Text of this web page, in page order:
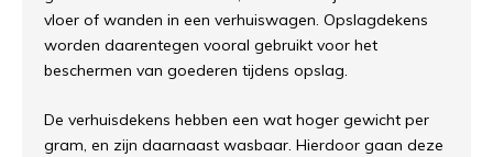
vloer of wanden in een verhuiswagen. Opslagdekens
worden daarentegen vooral gebruikt voor het
beschermen van goederen tijdens opslag.
De verhuisdekens hebben een wat hoger gewicht per
gram, en zijn daarnaast wasbaar. Hierdoor gaan deze